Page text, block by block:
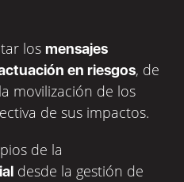
losmensajes
en riesgos, de
movilización de los
de sus impactos.
de la
desde la gestión de